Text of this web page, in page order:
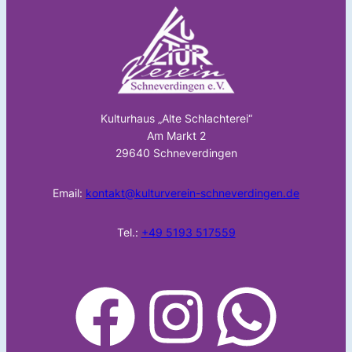
Kulturhaus „Alte Schlachterei“
Am Markt 2
29640 Schneverdingen
Email: kontakt@kulturverein-schneverdingen.de
Tel.: +49 5193 517559
facebook Instagram WhatsApp